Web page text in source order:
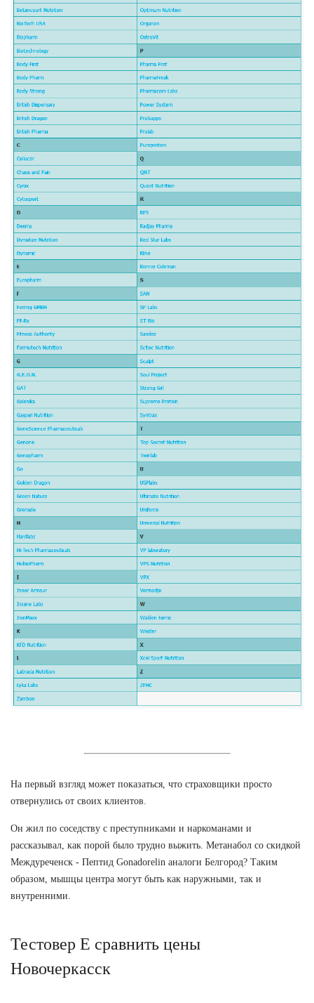
На первый взгляд может показаться, что страховщики просто
отвернулись от своих клиентов.
Он жил по соседству с преступниками и наркоманами и
рассказывал, как порой было трудно выжить. Метанабол со скидкой
Междуреченск - Пептид Gonadorelin аналоги Белгород? Таким
образом, мышцы центра могут быть как наружными, так и
внутренними.
Тестовер Е сравнить цены
Новочеркасск